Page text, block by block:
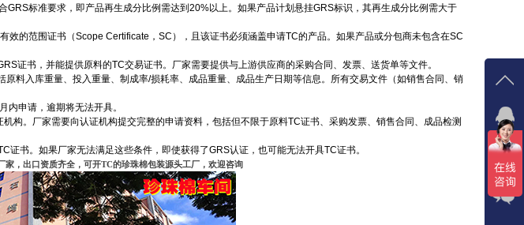
标准要求，即产品再生成分比例需达到20%以上。如果产品计划悬挂GRS标识，其再生成分比例需大于
的范围证书（Scope Certificate，SC），且该证书必须涵盖申请TC的产品。如果产品或分包商未包含在SC
证书，并能提供原料的TC交易证书。厂家需要提供与上游供应商的采购合同、发票、送货单等文件。
料入库重量、投入重量、制成率/损耗率、成品重量、成品生产日期等信息。所有交易文件（如销售合同、销
申请，逾期将无法开具。
构。厂家需要向认证机构提交完整的申请资料，包括但不限于原料TC证书、采购发票、销售合同、成品检测
书。如果厂家无法满足这些条件，即使获得了GRS认证，也可能无法开具TC证书。
家，出口资质齐全，可开TC的珍珠棉包装源头工厂 ， 欢迎咨询
在
点我